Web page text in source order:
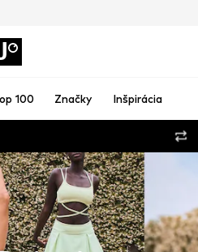
100 Značky Inšpirácia